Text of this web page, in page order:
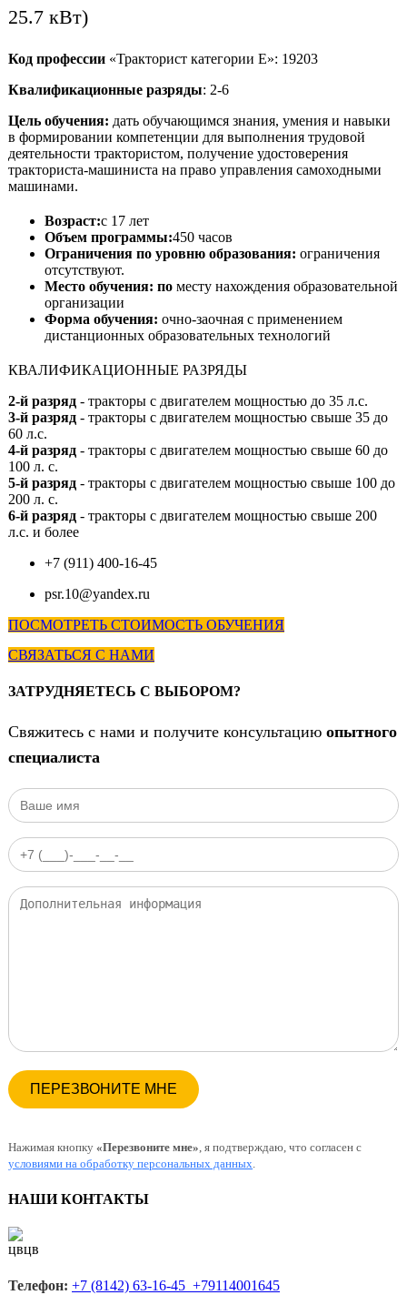
25.7 кВт)
Код профессии «Тракторист категории Е»: 19203
Квалификационные разряды: 2-6
Цель обучения: дать обучающимся знания, умения и навыки
в формировании компетенции для выполнения трудовой
деятельности трактористом, получение удостоверения
тракториста-машиниста на право управления самоходными
машинами.
Возраст:с 17 лет
Объем программы:450 часов
Ограничения по уровню образования: ограничения
отсутствуют.
Место обучения: по месту нахождения образовательной
организации
Форма обучения: очно-заочная с применением
дистанционных образовательных технологий
КВАЛИФИКАЦИОННЫЕ РАЗРЯДЫ
2-й разряд - тракторы с двигателем мощностью до 35 л.с.
3-й разряд - тракторы с двигателем мощностью свыше 35 до
60 л.с.
4-й разряд - тракторы с двигателем мощностью свыше 60 до
100 л. с.
5-й разряд - тракторы с двигателем мощностью свыше 100 до
200 л. с.
6-й разряд - тракторы с двигателем мощностью свыше 200
л.с. и более
+7 (911) 400-16-45
psr.10@yandex.ru
ПОСМОТРЕТЬ СТОИМОСТЬ ОБУЧЕНИЯ
СВЯЗАТЬСЯ С НАМИ
ЗАТРУДНЯЕТЕСЬ С ВЫБОРОМ?
Свяжитесь с нами и получите консультацию опытного
специалиста
Нажимая кнопку «Перезвоните мне» , я подтверждаю, что согласен с
условиями на обработку персональных данных
НАШИ КОНТАКТЫ
Телефон: +7 (8142) 63-16-45 +79114001645